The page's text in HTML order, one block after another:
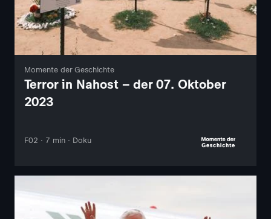
Momente der Geschichte
Terror in Nahost – der 07. Oktober
2023
F02 · 7 min · Doku